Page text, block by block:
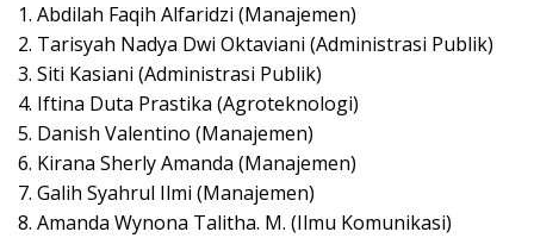
1. Abdilah Faqih Alfaridzi (Manajemen)
2. Tarisyah Nadya Dwi Oktaviani (Administrasi Publik)
3. Siti Kasiani (Administrasi Publik)
4. Iftina Duta Prastika (Agroteknologi)
5. Danish Valentino (Manajemen)
6. Kirana Sherly Amanda (Manajemen)
7. Galih Syahrul Ilmi (Manajemen)
8. Amanda Wynona Talitha. M. (Ilmu Komunikasi)